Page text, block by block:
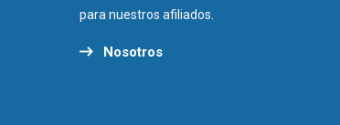
para nuestros afiliados.
Nosotros